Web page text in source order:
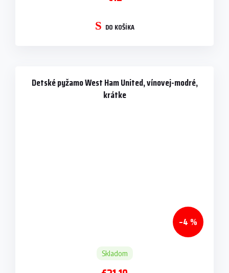
DO KOŠÍKA
Detské pyžamo West Ham United, vínovej-modré,
krátke
–4 %
Skladom